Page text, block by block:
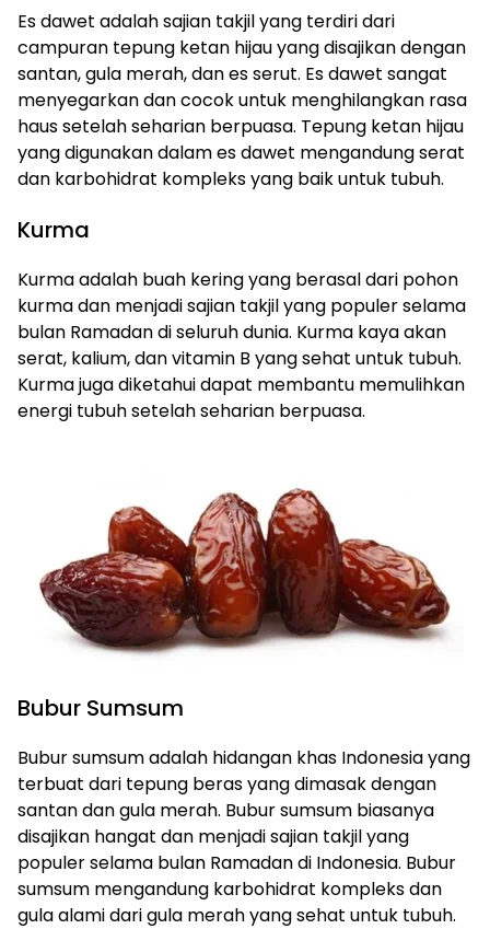
Es dawet adalah sajian takjil yang terdiri dari
campuran tepung ketan hijau yang disajikan dengan
santan, gula merah, dan es serut. Es dawet sangat
menyegarkan dan cocok untuk menghilangkan rasa
haus setelah seharian berpuasa. Tepung ketan hijau
yang digunakan dalam es dawet mengandung serat
dan karbohidrat kompleks yang baik untuk tubuh.
Kurma
Kurma adalah buah kering yang berasal dari pohon
kurma dan menjadi sajian takjil yang populer selama
bulan Ramadan di seluruh dunia. Kurma kaya akan
serat, kalium, dan vitamin B yang sehat untuk tubuh.
Kurma juga diketahui dapat membantu memulihkan
energi tubuh setelah seharian berpuasa.
Bubur Sumsum
Bubur sumsum adalah hidangan khas Indonesia yang
terbuat dari tepung beras yang dimasak dengan
santan dan gula merah. Bubur sumsum biasanya
disajikan hangat dan menjadi sajian takjil yang
populer selama bulan Ramadan di Indonesia. Bubur
sumsum mengandung karbohidrat kompleks dan
gula alami dari gula merah yang sehat untuk tubuh.